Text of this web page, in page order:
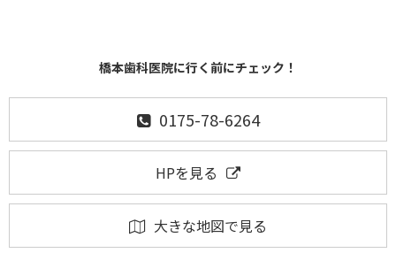
橋本歯科医院に行く前にチェック！
0175-78-6264
HPを見る
大きな地図で見る